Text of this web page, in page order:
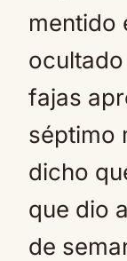
mentido
fajas
séptimo
dicho
que dio
de